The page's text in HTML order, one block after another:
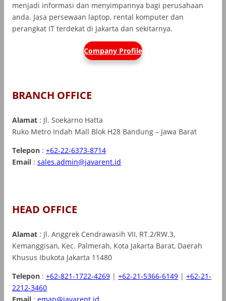
menjadi informasi dan menyimpannya bagi perusahaan
anda. Jasa persewaan laptop, rental komputer dan
perangkat IT terdekat di Jakarta dan sekitarnya.
Company Profile
BRANCH OFFICE
Alamat : Jl. Soekarno Hatta
Ruko Metro Indah Mall Blok H28 Bandung – Jawa Barat
Telepon : +62-22-6373-8714
Email : sales.admin@javarent.id
HEAD OFFICE
Alamat : Jl. Anggrek Cendrawasih VII, RT.2/RW.3,
Kemanggisan, Kec. Palmerah, Kota Jakarta Barat, Daerah
Khusus Ibukota Jakarta 11480
Telepon : +62-821-1722-4269 | +62-21-5366-6149 | +62-21-
2212-3460